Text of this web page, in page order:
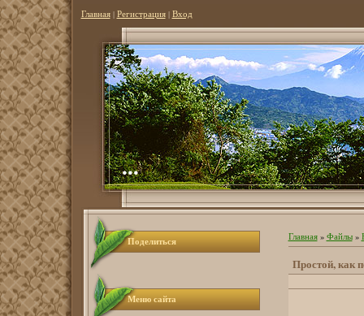
Главная| Регистрация| Вход
...
Поделиться
Меню сайта
Главная» Файлы»
Простой, как